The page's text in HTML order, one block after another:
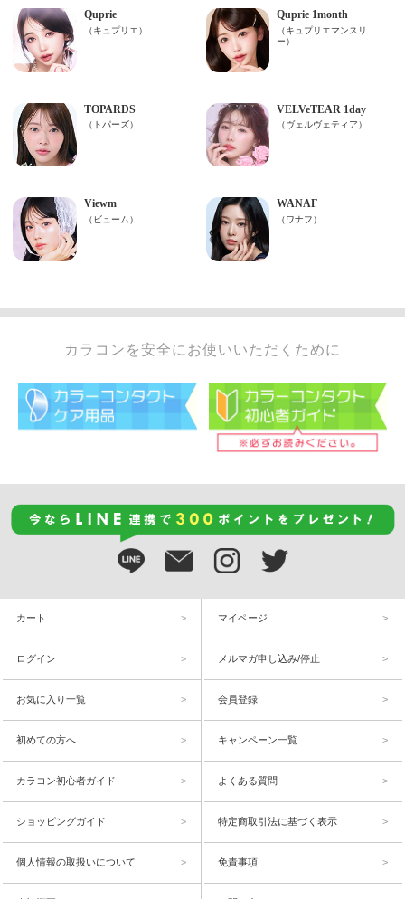
カラコンを安全にお使いいただくために
カート マイページ
ログイン メルマガ申し込み/停止
お気に入り一覧 会員登録
初めての方へ キャンペーン一覧
カラコン初心者ガイド よくある質問
ショッピングガイド 特定商取引法に基づく表示
個人情報の取扱いについて 免責事項